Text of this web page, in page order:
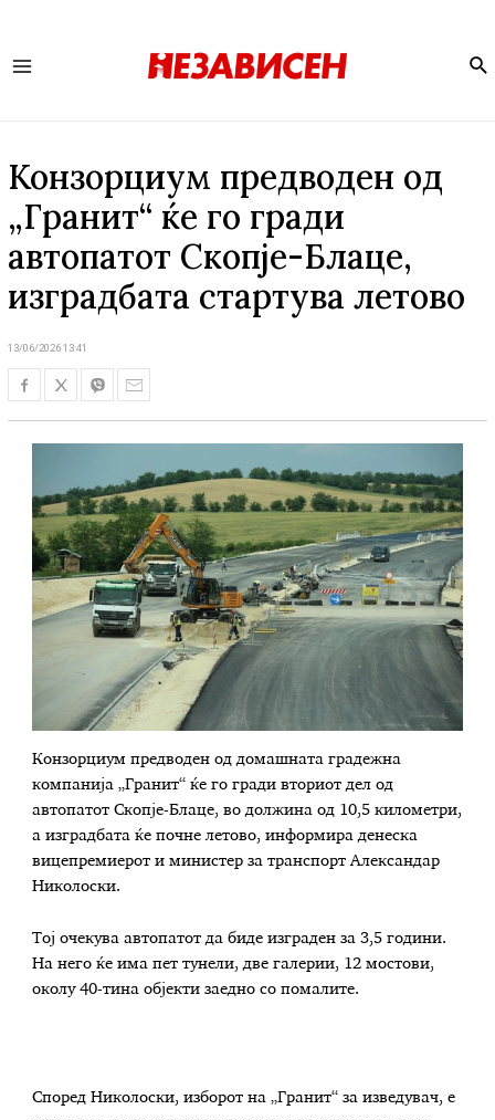
Конзорциум предводен од
„Гранит“ ќе го гради
автопатот Скопје-Блаце,
изградбата стартува летово
13/06/2026 13:41
Конзорциум предводен од домашната градежна
компанија „Гранит“ ќе го гради вториот дел од
автопатот Скопје-Блаце, во должина од 10,5 километри,
а изградбата ќе почне летово, информира денеска
вицепремиерот и министер за транспорт Александар
Николоски.
Тој очекува автопатот да биде изграден за 3,5 години.
На него ќе има пет тунели, две галерии, 12 мостови,
околу 40-тина објекти заедно со помалите.
Според Николоски, изборот на „Гранит“ за изведувач, е